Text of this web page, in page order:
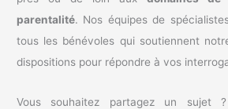
parentalité. Nos équipes de
tous les bénévoles qui soutiennent
dispositions pour répondre à vos
Vous souhaitez partagez un sujet